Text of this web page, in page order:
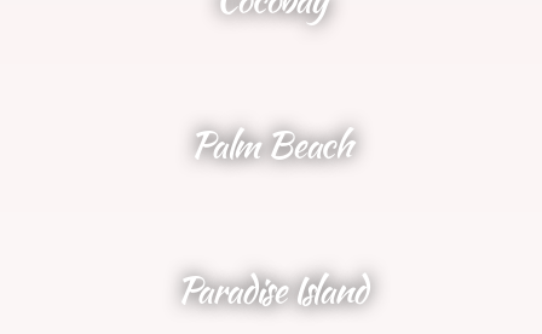
Palm Beach
Paradise Island